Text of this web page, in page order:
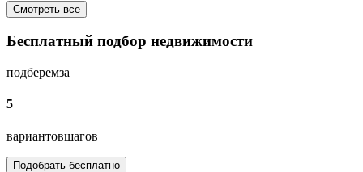
Смотреть все
Бесплатный подбор недвижимости
подберемза
5
вариантовшагов
Подобрать бесплатно